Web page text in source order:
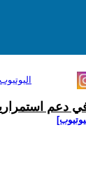
اليوتيوب
دعم